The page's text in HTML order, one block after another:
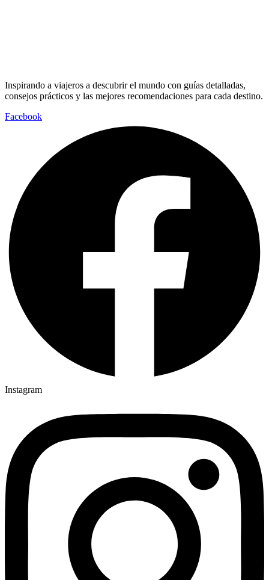
Inspirando a viajeros a descubrir el mundo con guías detalladas,
consejos prácticos y las mejores recomendaciones para cada destino.
Facebook
Instagram